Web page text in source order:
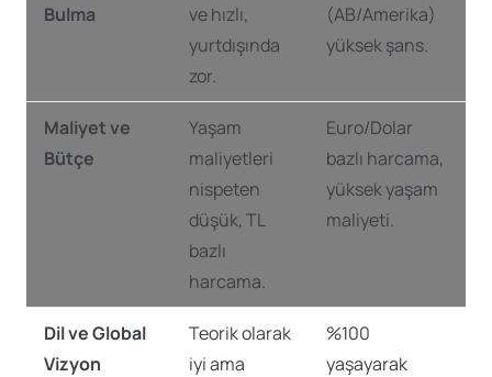
Bulma
ve hızlı,
yurtdışında
zor.
(AB/Amerika)
yüksek şans.
Maliyet ve
Bütçe
Yaşam
maliyetleri
nispeten
düşük, TL
bazlı
harcama.
Euro/Dolar
bazlı harcama,
yüksek yaşam
maliyeti.
Dil ve Global
Vizyon
Teorik olarak
iyi ama
%100
yaşayarak